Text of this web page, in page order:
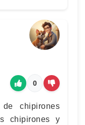
0
chipirones
chipirones y